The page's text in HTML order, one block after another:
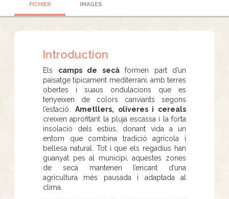
FICHIER IMAGES
Introduction
Els camps de secàformen part d’un
paisatge típicament mediterrani, amb terres
obertes i suaus ondulacions que es
tenyeixen de colors canviants segons
l’estació. Ametllers, oliveres i cereals
creixen aprofitant la pluja escassa i la forta
insolació dels estius, donant vida a un
entorn que combina tradició agrícola i
bellesa natural. Tot i que els regadius han
guanyat pes al municipi, aquestes zones
de secà mantenen l’encant d’una
agricultura més pausada i adaptada al
clima.